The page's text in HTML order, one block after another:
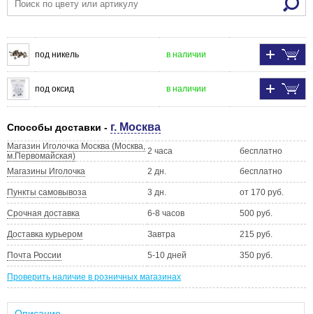
под никель в наличии
под оксид в наличии
Способы доставки - г. Москва
Магазин Иголочка Москва (Москва,
м.Первомайская)
2 часа бесплатно
Магазины Иголочка 2 дн. бесплатно
Пункты самовывоза 3 дн. от 170 руб.
Срочная доставка 6-8 часов 500 руб.
Доставка курьером Завтра 215 руб.
Почта России 5-10 дней 350 руб.
Проверить наличие в розничных магазинах